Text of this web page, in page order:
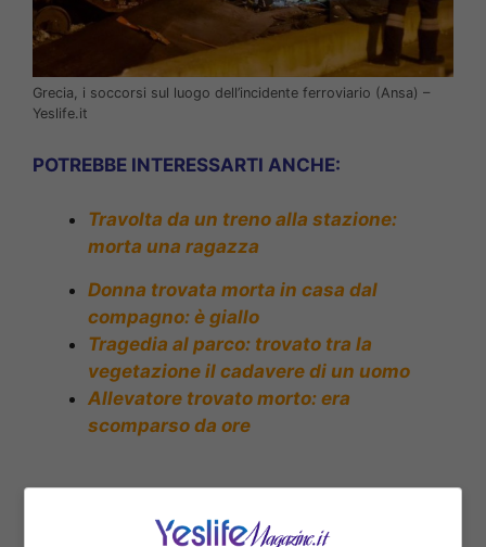
Grecia, i soccorsi sul luogo dell’incidente ferroviario (Ansa) –
Yeslife.it
POTREBBE INTERESSARTI ANCHE:
Travolta da un treno alla stazione:
morta una ragazza
Donna trovata morta in casa dal
compagno: è giallo
Tragedia al parco: trovato tra la
vegetazione il cadavere di un uomo
Allevatore trovato morto: era
scomparso da ore